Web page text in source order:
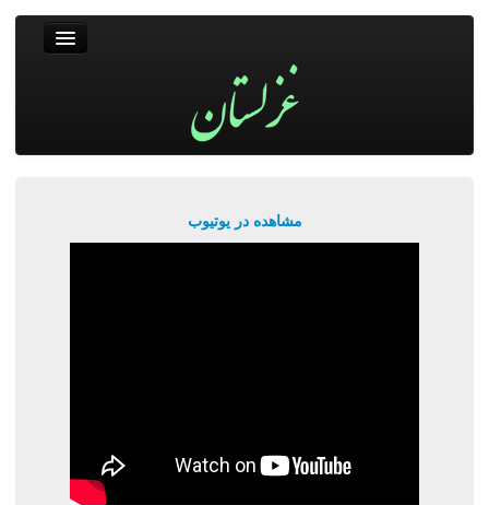
مشاهده در یوتیوب